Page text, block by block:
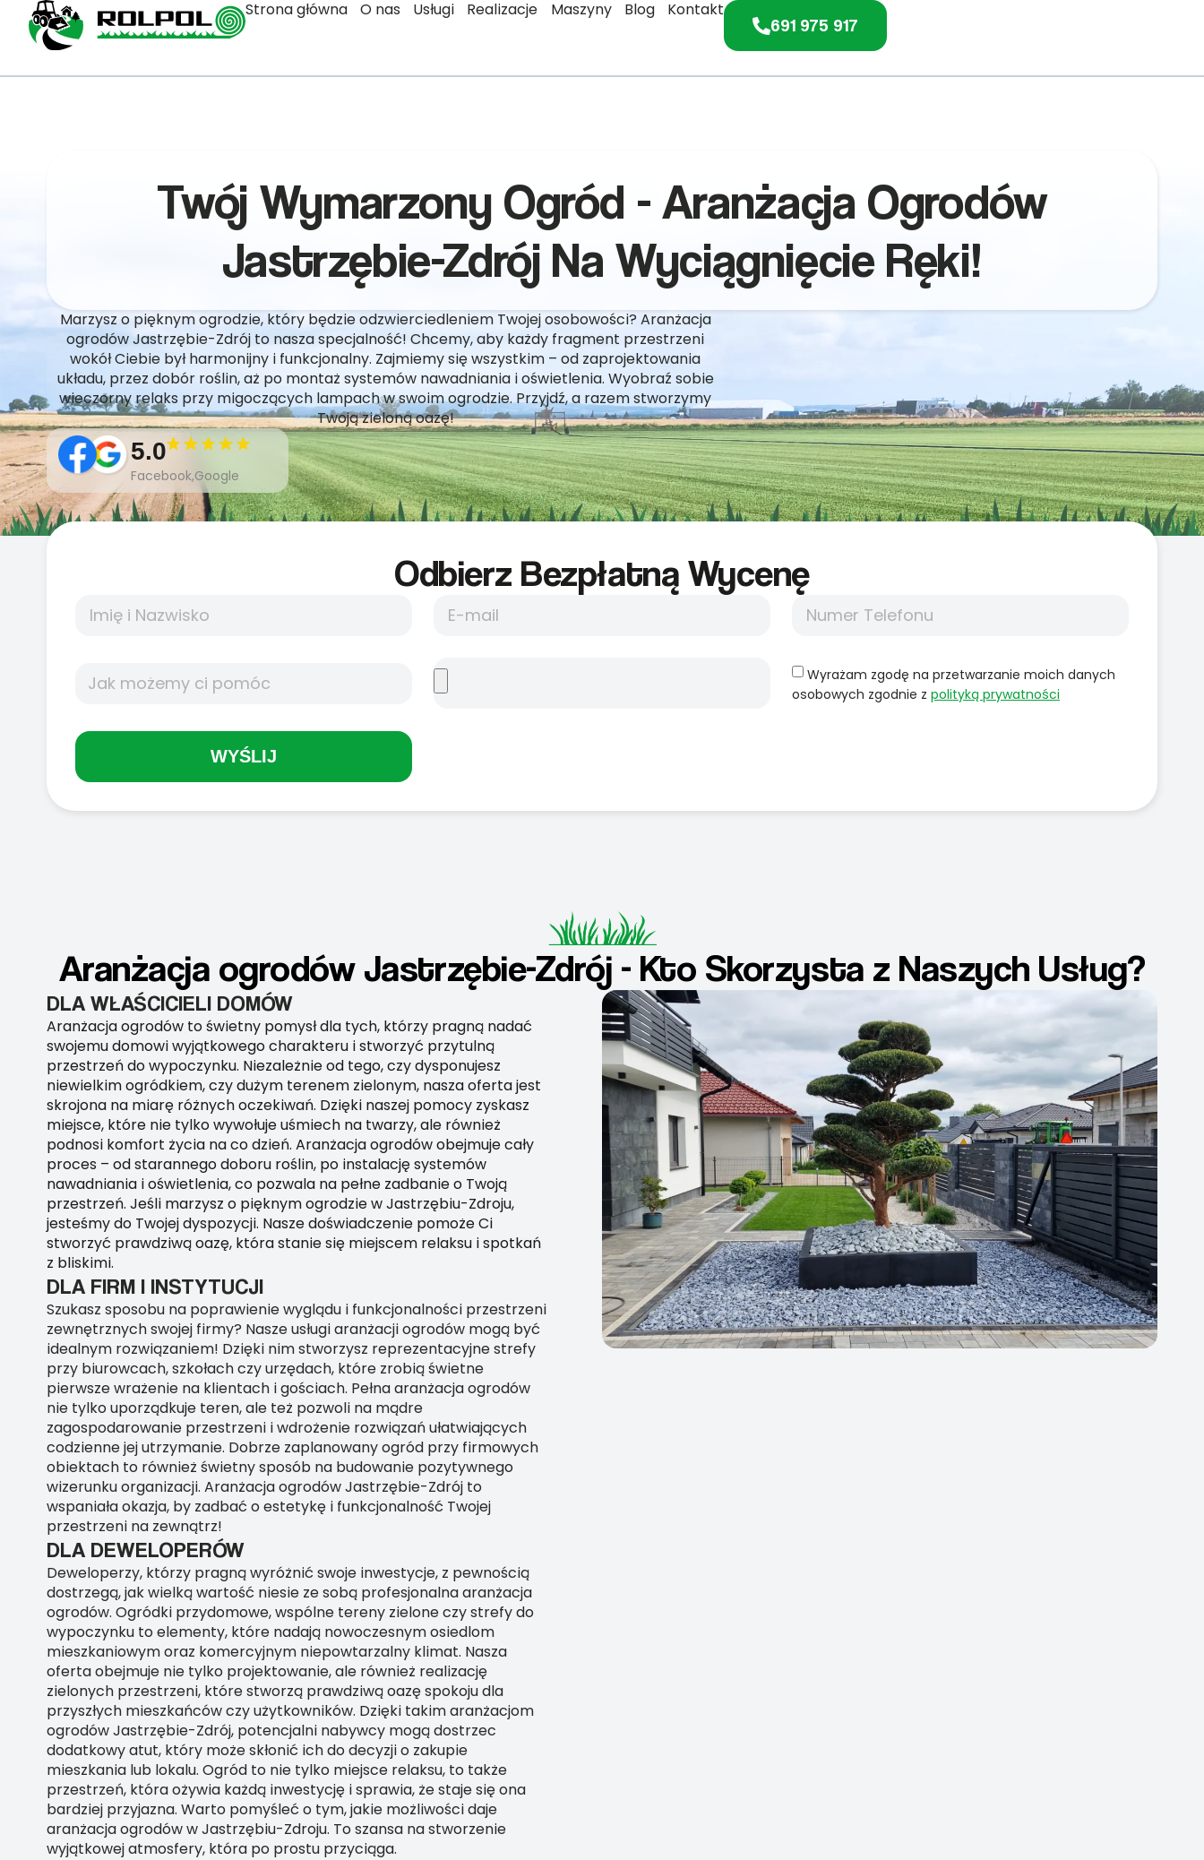
Strona główna O nas Usługi Realizacje Maszyny Blog Kontakt
691 975 917
Twój Wymarzony Ogród - Aranżacja Ogrodów
Jastrzębie-Zdrój Na Wyciągnięcie Ręki!
Marzysz o pięknym ogrodzie, który będzie odzwierciedleniem Twojej osobowości? Aranżacja
ogrodów Jastrzębie-Zdrój to nasza specjalność! Chcemy, aby każdy fragment przestrzeni
wokół Ciebie był harmonijny i funkcjonalny. Zajmiemy się wszystkim – od zaprojektowania
układu, przez dobór roślin, aż po montaż systemów nawadniania i oświetlenia. Wyobraź sobie
wieczorny relaks przy migoczących lampach w swoim ogrodzie. Przyjdź, a razem stworzymy
Twoją zieloną oazę!
5.0
Facebook,Google
Odbierz Bezpłatną Wycenę
Wyrażam zgodę na przetwarzanie moich danych
osobowych zgodnie z polityką prywatności
WYŚLIJ
Aranżacja ogrodów Jastrzębie-Zdrój - Kto Skorzysta z Naszych Usług?
DLA WŁAŚCICIELI DOMÓW
Aranżacja ogrodów to świetny pomysł dla tych, którzy pragną nadać
swojemu domowi wyjątkowego charakteru i stworzyć przytulną
przestrzeń do wypoczynku. Niezależnie od tego, czy dysponujesz
niewielkim ogródkiem, czy dużym terenem zielonym, nasza oferta jest
skrojona na miarę różnych oczekiwań. Dzięki naszej pomocy zyskasz
miejsce, które nie tylko wywołuje uśmiech na twarzy, ale również
podnosi komfort życia na co dzień. Aranżacja ogrodów obejmuje cały
proces – od starannego doboru roślin, po instalację systemów
nawadniania i oświetlenia, co pozwala na pełne zadbanie o Twoją
przestrzeń. Jeśli marzysz o pięknym ogrodzie w Jastrzębiu-Zdroju,
jesteśmy do Twojej dyspozycji. Nasze doświadczenie pomoże Ci
stworzyć prawdziwą oazę, która stanie się miejscem relaksu i spotkań
z bliskimi.
DLA FIRM I INSTYTUCJI
Szukasz sposobu na poprawienie wyglądu i funkcjonalności przestrzeni
zewnętrznych swojej firmy? Nasze usługi aranżacji ogrodów mogą być
idealnym rozwiązaniem! Dzięki nim stworzysz reprezentacyjne strefy
przy biurowcach, szkołach czy urzędach, które zrobią świetne
pierwsze wrażenie na klientach i gościach. Pełna aranżacja ogrodów
nie tylko uporządkuje teren, ale też pozwoli na mądre
zagospodarowanie przestrzeni i wdrożenie rozwiązań ułatwiających
codzienne jej utrzymanie. Dobrze zaplanowany ogród przy firmowych
obiektach to również świetny sposób na budowanie pozytywnego
wizerunku organizacji. Aranżacja ogrodów Jastrzębie-Zdrój to
wspaniała okazja, by zadbać o estetykę i funkcjonalność Twojej
przestrzeni na zewnątrz!
DLA DEWELOPERÓW
Deweloperzy, którzy pragną wyróżnić swoje inwestycje, z pewnością
dostrzegą, jak wielką wartość niesie ze sobą profesjonalna aranżacja
ogrodów. Ogródki przydomowe, wspólne tereny zielone czy strefy do
wypoczynku to elementy, które nadają nowoczesnym osiedlom
mieszkaniowym oraz komercyjnym niepowtarzalny klimat. Nasza
oferta obejmuje nie tylko projektowanie, ale również realizację
zielonych przestrzeni, które stworzą prawdziwą oazę spokoju dla
przyszłych mieszkańców czy użytkowników. Dzięki takim aranżacjom
ogrodów Jastrzębie-Zdrój, potencjalni nabywcy mogą dostrzec
dodatkowy atut, który może skłonić ich do decyzji o zakupie
mieszkania lub lokalu. Ogród to nie tylko miejsce relaksu, to także
przestrzeń, która ożywia każdą inwestycję i sprawia, że staje się ona
bardziej przyjazna. Warto pomyśleć o tym, jakie możliwości daje
aranżacja ogrodów w Jastrzębiu-Zdroju. To szansa na stworzenie
wyjątkowej atmosfery, która po prostu przyciąga.